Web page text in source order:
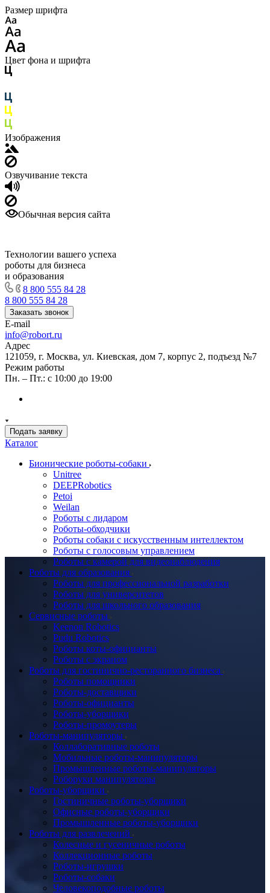
Размер шрифта
Цвет фона и шрифта
Изображения
Озвучивание текста
Обычная версия сайта
Технологии вашего успеха
роботы для бизнеса
и образования
8 800 555 84 28
8 800 555 84 28
Заказать звонок
E-mail
info@robort.ru
Адрес
121059, г. Москва, ул. Киевская, дом 7, корпус 2, подъезд №7
Режим работы
Пн. – Пт.: с 10:00 до 19:00
Подать заявку
Каталог
Бионические роботы-собаки
Unitree
DEEPRobotics
Petoi
Weilan
Роботы с лидаром
Роботы-обходчики
Роботы собаки с искусственным интеллектом
Роботы с голосовым управлением
Роботы с камерой для видеонаблюдения
Роботы для образования
Роботы для профессиональной разработки
Роботы для университетов
Роботы для школьного образования
Сервисные роботы
Keenon Robotics
Pudu Robotics
Роботы коты-официанты
Роботы с экраном
Роботы для гостинично-ресторанного бизнеса
Роботы помощники
Роботы-доставщики
Роботы-официанты
Роботы-уборщики
Роботы-промоутеры
Роботы-манипуляторы
Коллаборативные роботы
Мобильные роботы-манипуляторы
Промышленные роботы-манипуляторы
Роборуки манипуляторы
Роботы-уборщики
Гостиничные роботы-уборщики
Офисные роботы-уборщики
Промышленные роботы-уборщики
Роботы для развлечений
Колесные и гусеничные роботы
Коллекционные роботы
Роботы-игрушки
Роботы-собаки
Человекоподобные роботы